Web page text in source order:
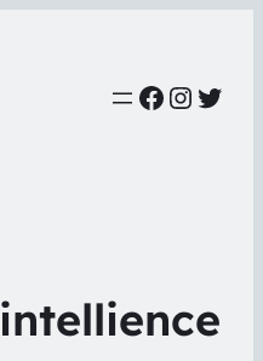
intellience